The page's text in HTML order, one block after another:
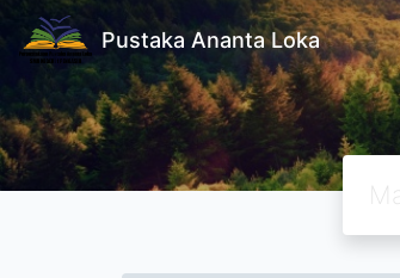
Pustaka Ananta Loka